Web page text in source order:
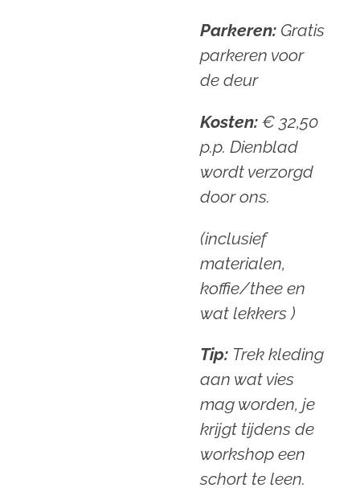
Parkeren: Gratis
parkeren voor
de deur
Kosten: € 32,50
p.p. Dienblad
wordt verzorgd
door ons.
(inclusief
materialen,
koffie/thee en
wat lekkers )
Tip: Trek kleding
aan wat vies
mag worden, je
krijgt tijdens de
workshop een
schort te leen.